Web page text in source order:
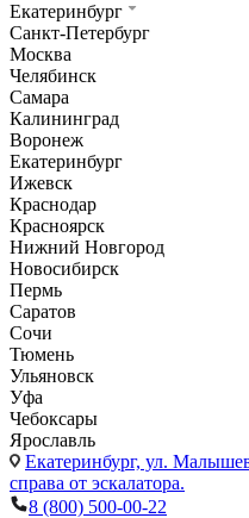
Екатеринбург
Санкт-Петербург
Москва
Челябинск
Самара
Калининград
Воронеж
Екатеринбург
Ижевск
Краснодар
Красноярск
Нижний Новгород
Новосибирск
Пермь
Саратов
Сочи
Тюмень
Ульяновск
Уфа
Чебоксары
Ярославль
Екатеринбург, ул.
справа от эскалатора.
8 (800) 500-00-22